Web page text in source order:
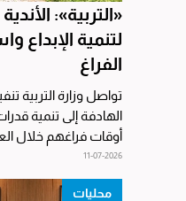
«التربية»:
لتنمية الإبداع
الفراغ
تواصل وزارة التربية
الهادفة إلى تنمية
أوقات فراغهم خلال
مدير إدارة...
11-07-2026
محليات